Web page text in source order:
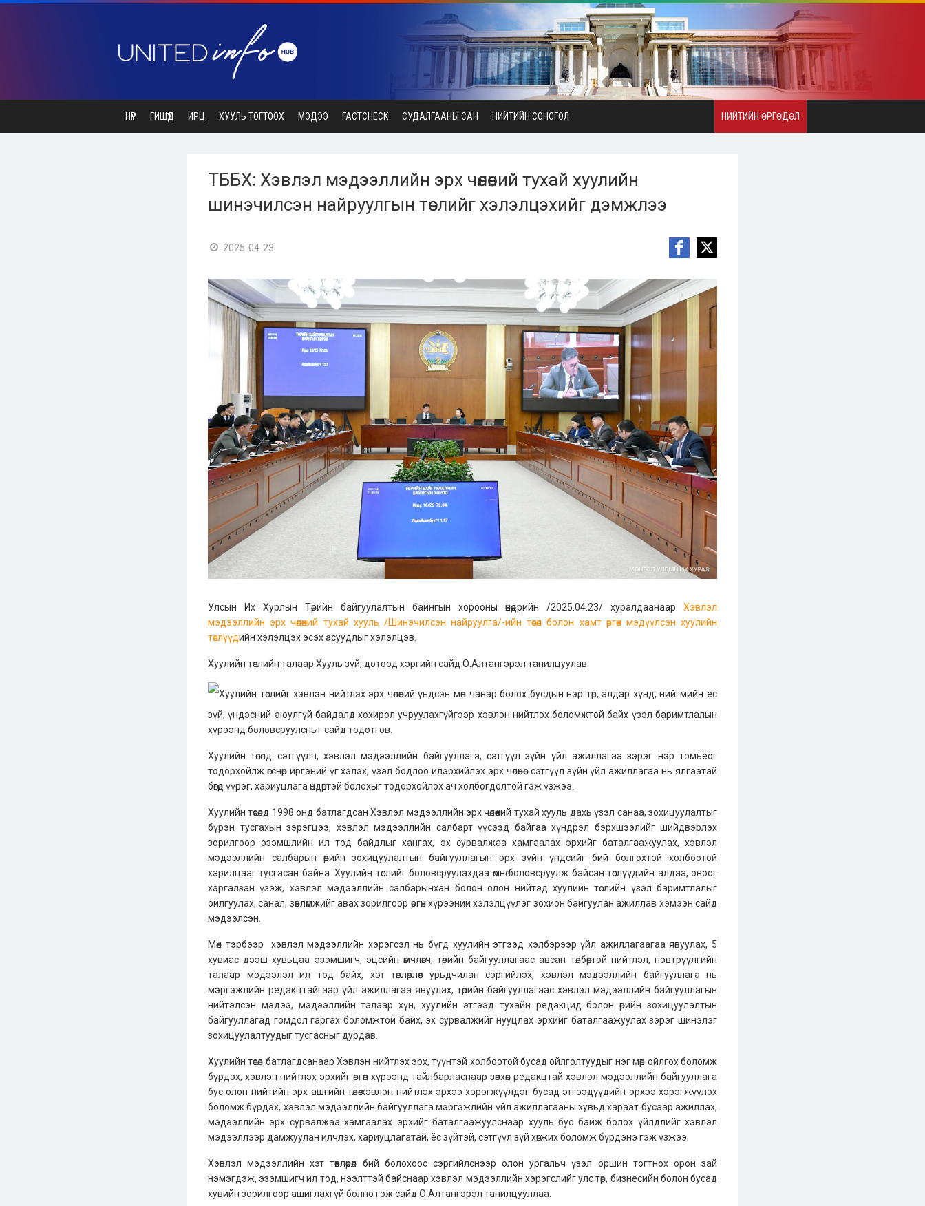
НҮҮР ГИШҮҮД ИРЦ ХУУЛЬ ТОГТООХ МЭДЭЭ FACTCHECK СУДАЛГААНЫ САН НИЙТИЙН СОНСГОЛ НИЙТИЙН ӨРГӨДӨЛ
ТББХ: Хэвлэл мэдээллийн эрх чөлөөний тухай хуулийн
шинэчилсэн найруулгын төслийг хэлэлцэхийг дэмжлээ
2025-04-23
Улсын Их Хурлын Төрийн байгуулалтын байнгын хорооны өнөөдрийн /2025.04.23/ хуралдаанаар Хэвлэл
мэдээллийн эрх чөлөөний тухай хууль /Шинэчилсэн найруулга/-ийн төсөл болон хамт өргөн мэдүүлсэн хуулийн
төслүүдийн хэлэлцэх эсэх асуудлыг хэлэлцэв.
Хуулийн төслийн талаар Хууль зүй, дотоод хэргийн сайд О.Алтангэрэл танилцуулав.
Хуулийн төслийг хэвлэн нийтлэх эрх чөлөөний үндсэн мөн чанар болох бусдын нэр төр, алдар хүнд, нийгмийн ёс
зүй, үндэсний аюулгүй байдалд хохирол учруулахгүйгээр хэвлэн нийтлэх боломжтой байх үзэл баримтлалын
хүрээнд боловсруулсныг сайд тодотгов.
Хуулийн төсөлд сэтгүүлч, хэвлэл мэдээллийн байгууллага, сэтгүүл зүйн үйл ажиллагаа зэрэг нэр томьёог
тодорхойлж өгснөөр иргэний үг хэлэх, үзэл бодлоо илэрхийлэх эрх чөлөөнөөс сэтгүүл зүйн үйл ажиллагаа нь ялгаатай
бөгөөд үүрэг, хариуцлага өндөртэй болохыг тодорхойлох ач холбогдолтой гэж үзжээ.
Хуулийн төсөлд 1998 онд батлагдсан Хэвлэл мэдээллийн эрх чөлөөний тухай хууль дахь үзэл санаа, зохицуулалтыг
бүрэн тусгахын зэрэгцээ, хэвлэл мэдээллийн салбарт үүсээд байгаа хүндрэл бэрхшээлийг шийдвэрлэх
зорилгоор эзэмшлийн ил тод байдлыг хангах, эх сурвалжаа хамгаалах эрхийг баталгаажуулах, хэвлэл
мэдээллийн салбарын өөрийн зохицуулалтын байгууллагын эрх зүйн үндсийг бий болгохтой холбоотой
харилцааг тусгасан байна. Хуулийн төслийг боловсруулахдаа өмнө боловсруулж байсан төслүүдийн алдаа, оноог
харгалзан үзэж, хэвлэл мэдээллийн салбарынхан болон олон нийтэд хуулийн төслийн үзэл баримтлалыг
ойлгуулах, санал, зөвлөмжийг авах зорилгоор өргөн хүрээний хэлэлцүүлэг зохион байгуулан ажиллав хэмээн сайд
мэдээлсэн.
Мөн тэрбээр хэвлэл мэдээллийн хэрэгсэл нь бүгд хуулийн этгээд хэлбэрээр үйл ажиллагаагаа явуулах, 5
хувиас дээш хувьцаа эзэмшигч, эцсийн өмчлөгч, төрийн байгууллагаас авсан төлбөртэй нийтлэл, нэвтрүүлгийн
талаар мэдээлэл ил тод байх, хэт төвлөрлөөс урьдчилан сэргийлэх, хэвлэл мэдээллийн байгууллага нь
мэргэжлийн редакцтайгаар үйл ажиллагаа явуулах, төрийн байгууллагаас хэвлэл мэдээллийн байгууллагын
нийтэлсэн мэдээ, мэдээллийн талаар хүн, хуулийн этгээд тухайн редакцид болон өөрийн зохицуулалтын
байгууллагад гомдол гаргах боломжтой байх, эх сурвалжийг нууцлах эрхийг баталгаажуулах зэрэг шинэлэг
зохицуулалтуудыг тусгасныг дурдав.
Хуулийн төсөл батлагдсанаар Хэвлэн нийтлэх эрх, түүнтэй холбоотой бусад ойлголтуудыг нэг мөр ойлгох боломж
бүрдэх, хэвлэн нийтлэх эрхийг өргөн хүрээнд тайлбарласнаар зөвхөн редакцтай хэвлэл мэдээллийн байгууллага
бус олон нийтийн эрх ашгийн төлөө хэвлэн нийтлэх эрхээ хэрэгжүүлдэг бусад этгээдүүдийн эрхээ хэрэгжүүлэх
боломж бүрдэх, хэвлэл мэдээллийн байгууллага мэргэжлийн үйл ажиллагааны хувьд хараат бусаар ажиллах,
мэдээллийн эрх сурвалжаа хамгаалах эрхийг баталгаажуулснаар хууль бус байж болох үйлдлийг хэвлэл
мэдээллээр дамжуулан илчлэх, хариуцлагатай, ёс зүйтэй, сэтгүүл зүй хөгжих боломж бүрдэнэ гэж үзжээ.
Хэвлэл мэдээллийн хэт төвлөрөл бий болохоос сэргийлснээр олон ургальч үзэл оршин тогтнох орон зай
нэмэгдэж, эзэмшигч ил тод, нээлттэй байснаар хэвлэл мэдээллийн хэрэгслийг улс төр, бизнесийн болон бусад
хувийн зорилгоор ашиглахгүй болно гэж сайд О.Алтангэрэл танилцууллаа.